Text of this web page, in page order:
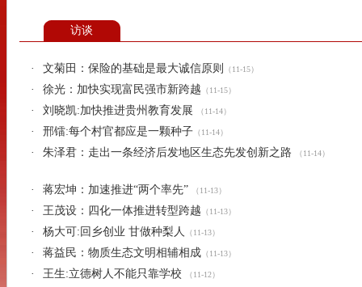
访谈
· 文菊田：保险的基础是最大诚信原则 （11-15）
· 徐光：加快实现富民强市新跨越 （11-15）
· 刘晓凯:加快推进贵州教育发展 （11-14）
· 邢镭:每个村官都应是一颗种子 （11-14）
· 朱泽君：走出一条经济后发地区生态先发创新之路 （11-14）
· 蒋宏坤：加速推进“两个率先” （11-13）
· 王茂设：四化一体推进转型跨越 （11-13）
· 杨大可:回乡创业 甘做种梨人 （11-13）
· 蒋益民：物质生态文明相辅相成 （11-13）
· 王生:立德树人不能只靠学校 （11-12）